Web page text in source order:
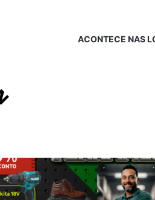
ACONTECE NAS